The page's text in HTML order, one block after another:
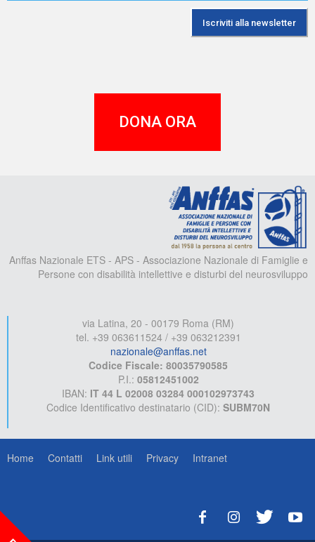
DONA ORA
Anffas Nazionale ETS - APS - Associazione Nazionale di Famiglie e
Persone con disabilità intellettive e disturbi del neurosviluppo
via Latina, 20 - 00179 Roma (RM)
tel. +39 063611524 / +39 063212391
nazionale@anffas.net
Codice Fiscale: 80035790585
P.I.: 05812451002
IBAN: IT 44 L 02008 03284 000102973743
Codice Identificativo destinatario (CID): SUBM70N
Home Contatti Link utili Privacy Intranet